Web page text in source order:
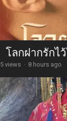
โลกฝากรักไ
5 views · 8 hours ago